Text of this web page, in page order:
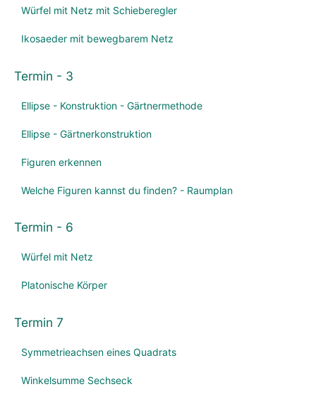
Würfel mit Netz mit Schieberegler
Ikosaeder mit bewegbarem Netz
Termin - 3
Ellipse - Konstruktion - Gärtnermethode
Ellipse - Gärtnerkonstruktion
Figuren erkennen
Welche Figuren kannst du finden? - Raumplan
Termin - 6
Würfel mit Netz
Platonische Körper
Termin 7
Symmetrieachsen eines Quadrats
Winkelsumme Sechseck